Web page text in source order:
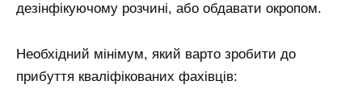
дезінфікуючому розчині, або обдавати окропом.
Необхідний мінімум, який варто зробити до
прибуття кваліфікованих фахівців: